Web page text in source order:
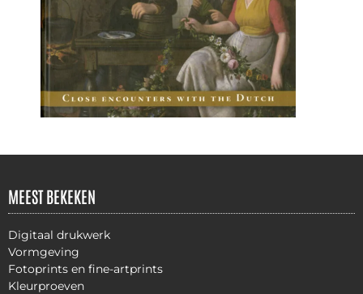
MEEST BEKEKEN
Digitaal drukwerk
Vormgeving
Fotoprints en fine-artprints
Kleurproeven